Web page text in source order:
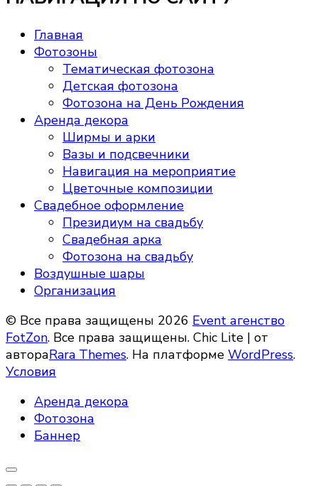
Главная
Фотозоны
Тематическая фотозона
Детская фотозона
Фотозона на День Рождения
Аренда декора
Ширмы и арки
Вазы и подсвечники
Навигация на мероприятие
Цветочные композиции
Свадебное оформление
Президиум на свадьбу
Свадебная арка
Фотозона на свадьбу
Воздушные шары
Организация
© Все права защищены 2026 Event агенство
FotZon. Все права защищены. Chic Lite | от
автораRara Themes. На платформе WordPress.
Условия
Аренда декора
Фотозона
Баннер